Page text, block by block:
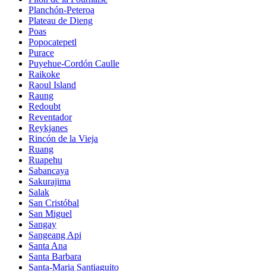
Planchón-Peteroa
Plateau de Dieng
Poas
Popocatepetl
Purace
Puyehue-Cordón Caulle
Raikoke
Raoul Island
Raung
Redoubt
Reventador
Reykjanes
Rincón de la Vieja
Ruang
Ruapehu
Sabancaya
Sakurajima
Salak
San Cristóbal
San Miguel
Sangay
Sangeang Api
Santa Ana
Santa Barbara
Santa-Maria Santiaguito